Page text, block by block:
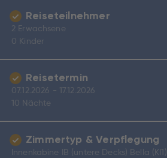
Reiseteilnehmer
2 Erwachsene
0 Kinder
Reisetermin
07.12.2026 - 17.12.2026
10 Nächte
Zimmertyp & Verpflegung
Innenkabine IB (untere Decks) Bella (KI1)